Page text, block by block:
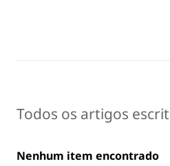
Todos os artigos
Nenhum item encontrado